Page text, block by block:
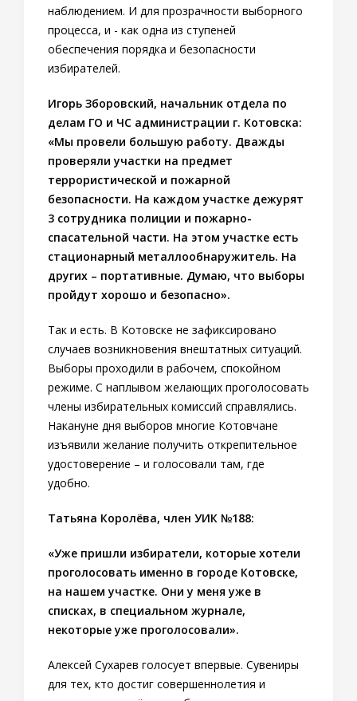
наблюдением. И для прозрачности выборного
процесса, и - как одна из ступеней
обеспечения порядка и безопасности
избирателей.
Игорь Зборовский, начальник отдела по
делам ГО и ЧС администрации г. Котовска:
«Мы провели большую работу. Дважды
проверяли участки на предмет
террористической и пожарной
безопасности. На каждом участке дежурят
3 сотрудника полиции и пожарно-
спасательной части. На этом участке есть
стационарный металлообнаружитель. На
других – портативные. Думаю, что выборы
пройдут хорошо и безопасно».
Так и есть. В Котовске не зафиксировано
случаев возникновения внештатных ситуаций.
Выборы проходили в рабочем, спокойном
режиме. С наплывом желающих проголосовать
члены избирательных комиссий справлялись.
Накануне дня выборов многие Котовчане
изъявили желание получить открепительное
удостоверение – и голосовали там, где
удобно.
Татьяна Королёва, член УИК №188:
«Уже пришли избиратели, которые хотели
проголосовать именно в городе Котовске,
на нашем участке. Они у меня уже в
списках, в специальном журнале,
некоторые уже проголосовали».
Алексей Сухарев голосует впервые. Сувениры
для тех, кто достиг совершеннолетия и